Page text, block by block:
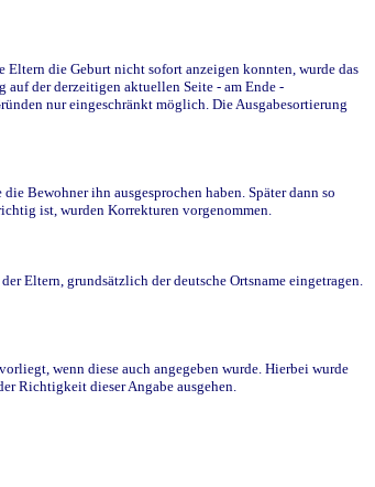
die Geburt nicht sofort anzeigen konnten, wurde das
auf der derzeitigen aktuellen Seite - am Ende -
nur eingeschränkt möglich. Die Ausgabesortierung
Bewohner ihn ausgesprochen haben. Später dann so
ist, wurden Korrekturen vorgenommen.
Eltern, grundsätzlich der deutsche Ortsname eingetragen.
wenn diese auch angegeben wurde. Hierbei wurde
Richtigkeit dieser Angabe ausgehen.